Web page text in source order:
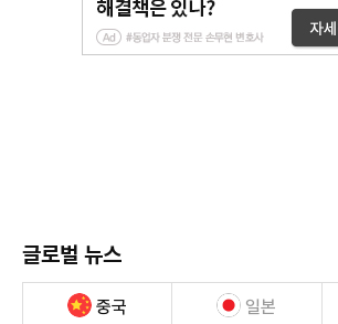
글로벌 뉴스
중국 일본